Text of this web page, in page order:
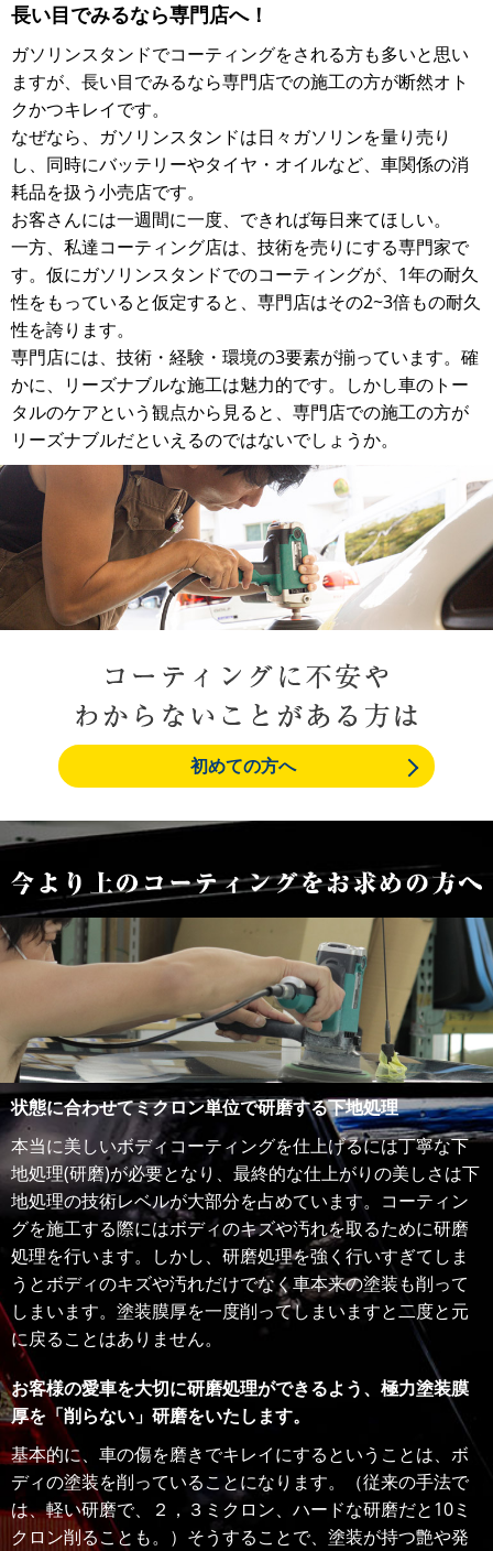
長い目でみるなら専門店へ！
ガソリンスタンドでコーティングをされる方も多いと思い
ますが、長い目でみるなら専門店での施工の方が断然オト
クかつキレイです。
なぜなら、ガソリンスタンドは日々ガソリンを量り売り
し、同時にバッテリーやタイヤ・オイルなど、車関係の消
耗品を扱う小売店です。
お客さんには一週間に一度、できれば毎日来てほしい。
一方、私達コーティング店は、技術を売りにする専門家で
す。仮にガソリンスタンドでのコーティングが、1年の耐久
性をもっていると仮定すると、専門店はその2~3倍もの耐久
性を誇ります。
専門店には、技術・経験・環境の3要素が揃っています。確
かに、リーズナブルな施工は魅力的です。しかし車のトー
タルのケアという観点から見ると、専門店での施工の方が
リーズナブルだといえるのではないでしょうか。
初めての方へ
状態に合わせてミクロン単位で研磨する下地処理
本当に美しいボディコーティングを仕上げるには丁寧な下
地処理(研磨)が必要となり、最終的な仕上がりの美しさは下
地処理の技術レベルが大部分を占めています。コーティン
グを施工する際にはボディのキズや汚れを取るために研磨
処理を行います。しかし、研磨処理を強く行いすぎてしま
うとボディのキズや汚れだけでなく車本来の塗装も削って
しまいます。塗装膜厚を一度削ってしまいますと二度と元
に戻ることはありません。
お客様の愛車を大切に研磨処理ができるよう、極力塗装膜
厚を「削らない」研磨をいたします。
基本的に、車の傷を磨きでキレイにするということは、ボ
ディの塗装を削っていることになります。（従来の手法で
は、軽い研磨で、２，３ミクロン、ハードな研磨だと10ミ
クロン削ることも。）そうすることで、塗装が持つ艶や発